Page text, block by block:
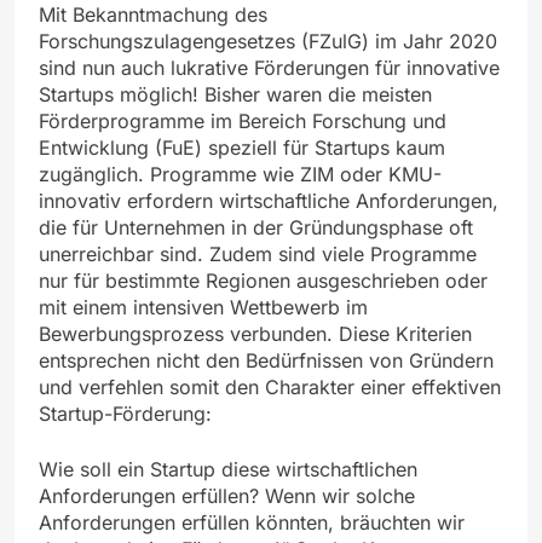
Mit Bekanntmachung des
Forschungszulagengesetzes (FZulG) im Jahr 2020
sind nun auch lukrative Förderungen für innovative
Startups möglich! Bisher waren die meisten
Förderprogramme im Bereich Forschung und
Entwicklung (FuE) speziell für Startups kaum
zugänglich. Programme wie ZIM oder KMU-
innovativ erfordern wirtschaftliche Anforderungen,
die für Unternehmen in der Gründungsphase oft
unerreichbar sind. Zudem sind viele Programme
nur für bestimmte Regionen ausgeschrieben oder
mit einem intensiven Wettbewerb im
Bewerbungsprozess verbunden. Diese Kriterien
entsprechen nicht den Bedürfnissen von Gründern
und verfehlen somit den Charakter einer effektiven
Startup-Förderung:
Wie soll ein Startup diese wirtschaftlichen
Anforderungen erfüllen? Wenn wir solche
Anforderungen erfüllen könnten, bräuchten wir